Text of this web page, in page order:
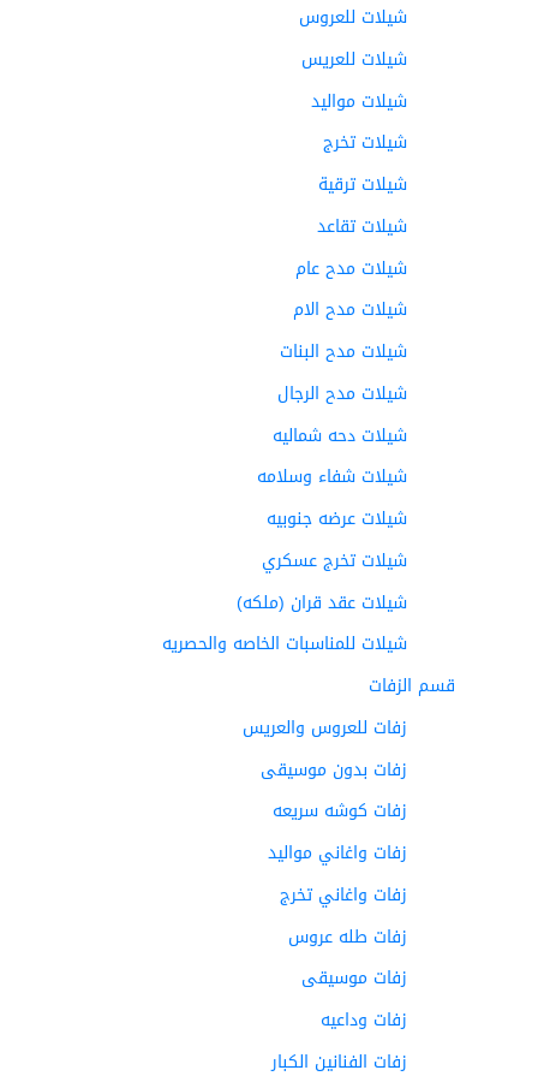
شيلات للعروس
شيلات للعريس
شيلات مواليد
شيلات تخرج
شيلات ترقية
شيلات تقاعد
شيلات مدح عام
شيلات مدح الام
شيلات مدح البنات
شيلات مدح الرجال
شيلات دحه شماليه
شيلات شفاء وسلامه
شيلات عرضه جنوبيه
شيلات تخرج عسكري
شيلات عقد قران (ملكه)
شيلات للمناسبات الخاصه والحصريه
قسم الزفات
زفات للعروس والعريس
زفات بدون موسيقى
زفات كوشه سريعه
زفات واغاني مواليد
زفات واغاني تخرج
زفات طله عروس
زفات موسيقى
زفات وداعيه
زفات الفنانين الكبار